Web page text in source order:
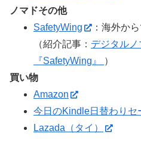
ノマドその他
SafetyWing
：海外か
（紹介記事： デジタル
『SafetyWing』
）
買い物
Amazon
今日のKindle日替わりセ
Lazada（タイ）